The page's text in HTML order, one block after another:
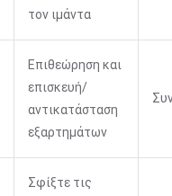
τον ιμάντα
Επιθεώρηση και
επισκευή/
αντικατάσταση
εξαρτημάτων
Σφίξτε τις